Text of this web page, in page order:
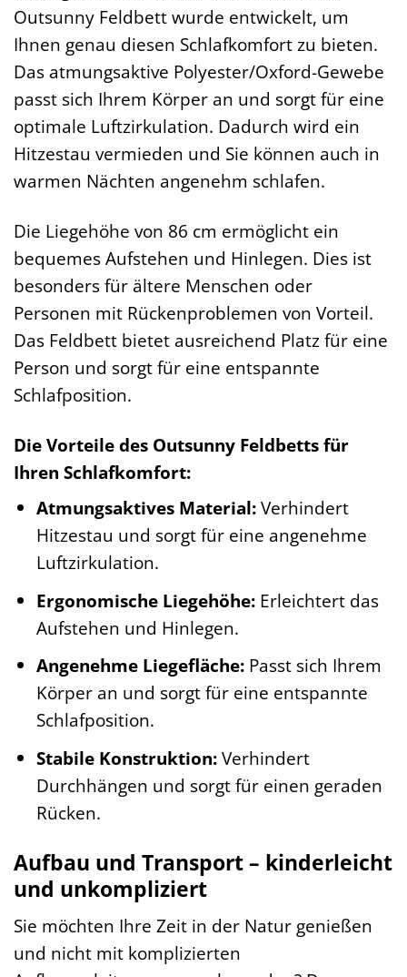
Outsunny Feldbett wurde entwickelt, um
Ihnen genau diesen Schlafkomfort zu bieten.
Das atmungsaktive Polyester/Oxford-Gewebe
passt sich Ihrem Körper an und sorgt für eine
optimale Luftzirkulation. Dadurch wird ein
Hitzestau vermieden und Sie können auch in
warmen Nächten angenehm schlafen.
Die Liegehöhe von 86 cm ermöglicht ein
bequemes Aufstehen und Hinlegen. Dies ist
besonders für ältere Menschen oder
Personen mit Rückenproblemen von Vorteil.
Das Feldbett bietet ausreichend Platz für eine
Person und sorgt für eine entspannte
Schlafposition.
Die Vorteile des Outsunny Feldbetts für
Ihren Schlafkomfort:
Atmungsaktives Material:Verhindert
Hitzestau und sorgt für eine angenehme
Luftzirkulation.
Ergonomische Liegehöhe:Erleichtert das
Aufstehen und Hinlegen.
Angenehme Liegefläche:Passt sich Ihrem
Körper an und sorgt für eine entspannte
Schlafposition.
Stabile Konstruktion:Verhindert
Durchhängen und sorgt für einen geraden
Rücken.
Aufbau und Transport – kinderleicht
und unkompliziert
Sie möchten Ihre Zeit in der Natur genießen
und nicht mit komplizierten